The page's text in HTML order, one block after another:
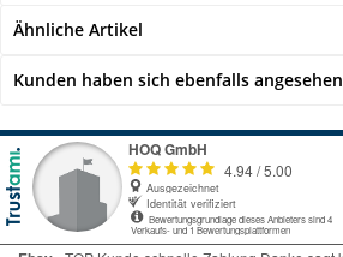
Ähnliche Artikel
Kunden haben sich ebenfalls angesehen